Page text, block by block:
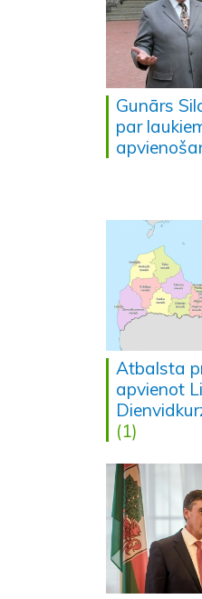
Gunārs
par
Atbalsta
apvienot
(1)